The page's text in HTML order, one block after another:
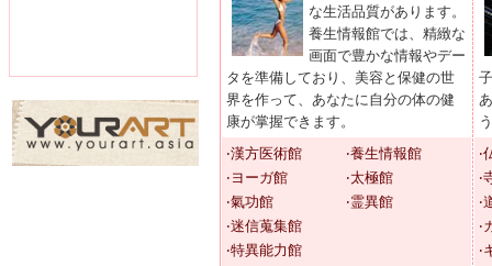
な生活品質があります。
養生情報館では、精緻な
画面で豊かな情報やデー
タを準備しており、美容と保健の世
界を作って、あなたに自分の体の健
康が掌握できます。
‧漢方医術館
‧養生情報館
‧ヨーガ館
‧太極館
‧氣功館
‧霊異館
‧迷信蒐集館
‧特異能力館
‧
‧
‧
‧
‧